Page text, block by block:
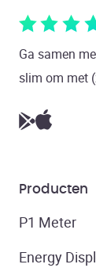
Ga samen
slim om met
Producten
P1 Meter
Energy